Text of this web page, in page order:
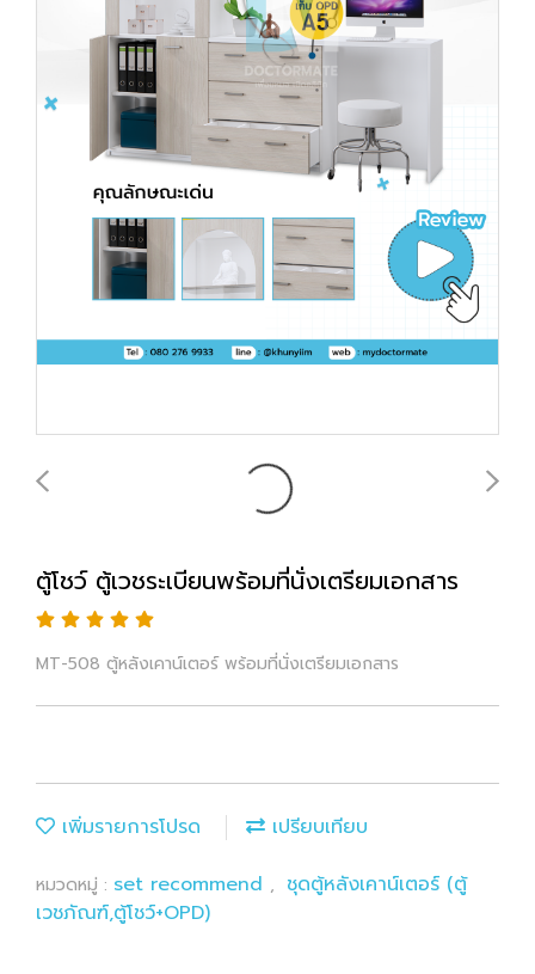
ตู้โชว์ ตู้เวชระเบียนพร้อมที่นั่งเตรียมเอกสาร
MT-508 ตู้หลังเคาน์เตอร์ พร้อมที่นั่งเตรียมเอกสาร
เพิ่มรายการโปรด เปรียบเทียบ
หมวดหมู่ : set recommend , ชุดตู้หลังเคาน์เตอร์ (ตู้
เวชภัณฑ์,ตู้โชว์+OPD)